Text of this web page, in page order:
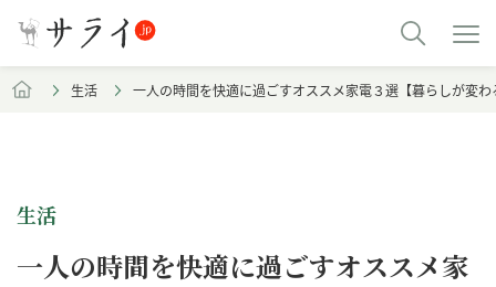
生活 一人の時間を快適に過ごすオススメ家電３選【暮らしが変
生活
一人の時間を快適に過ごすオススメ家